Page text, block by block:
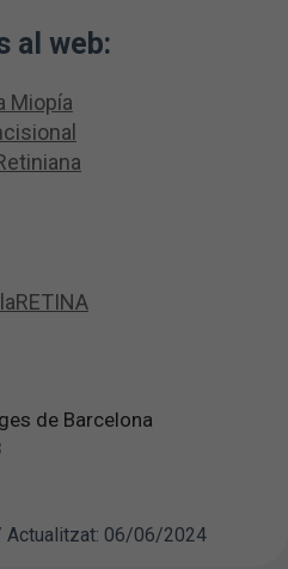
al web:
Miopía
de Barcelona
06/06/2024